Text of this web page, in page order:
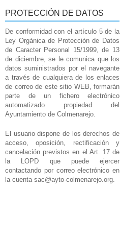
PROTECCIÓN DE DATOS
De conformidad con el artículo 5 de la
Ley Orgánica de Protección de Datos
de Caracter Personal 15/1999, de 13
de diciembre, se le comunica que los
datos suministrados por el navegante
a través de cualquiera de los enlaces
de correo de este sitio WEB, formarán
parte de un fichero electrónico
automatizado propiedad del
Ayuntamiento de Colmenarejo.
El usuario dispone de los derechos de
acceso, oposición, rectificación y
cancelación previstos en el Art. 17 de
la LOPD que puede ejercer
contactando por correo electrónico en
la cuenta sac@ayto-colmenarejo.org.